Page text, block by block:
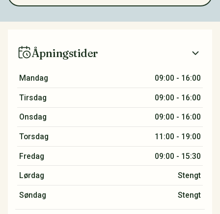
Åpningstider
Mandag 09:00 - 16:00
Tirsdag 09:00 - 16:00
Onsdag 09:00 - 16:00
Torsdag 11:00 - 19:00
Fredag 09:00 - 15:30
Lørdag Stengt
Søndag Stengt